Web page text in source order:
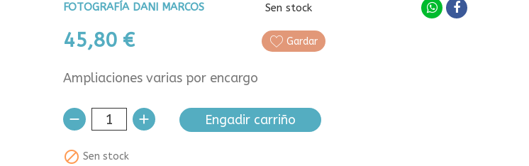
FOTOGRAFÍA DANI MARCOS Sen stock
45,80 € Gardar
Ampliaciones varias por encargo
Engadir carriño
 Sen stock